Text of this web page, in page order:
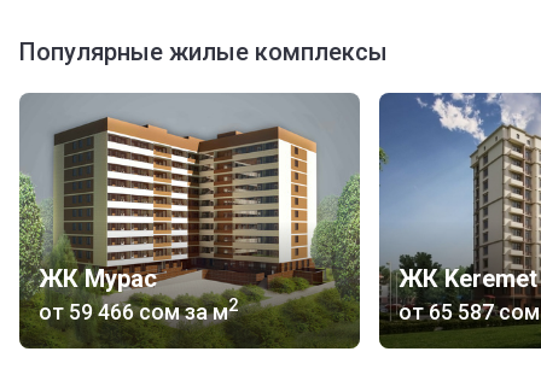
Популярные жилые комплексы
ЖК Мурас
от‍59 466 сомза м2
ЖК
от‍65 587 сом